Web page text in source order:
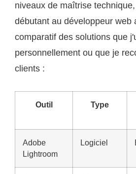
niveaux de maîtrise
débutant au développeur web
comparatif des solutions que
personnellement ou que je
clients :
Outil Type
Adobe
Lightroom
Logiciel